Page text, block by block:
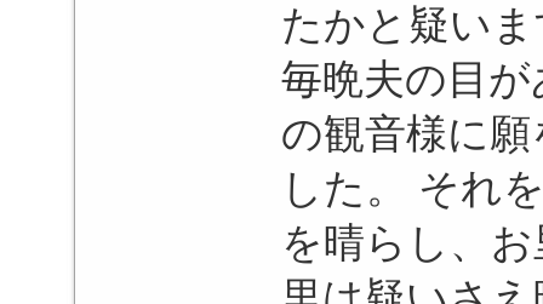
たかと疑い
毎晩夫の目
の観音様に
した。 それ
を晴らし、